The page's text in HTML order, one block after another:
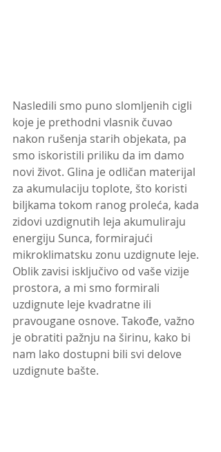
Nasledili smo puno slomljenih cigli
koje je prethodni vlasnik čuvao
nakon rušenja starih objekata, pa
smo iskoristili priliku da im damo
novi život. Glina je odličan materijal
za akumulaciju toplote, što koristi
biljkama tokom ranog proleća, kada
zidovi uzdignutih leja akumuliraju
energiju Sunca, formirajući
mikroklimatsku zonu uzdignute leje.
Oblik zavisi isključivo od vaše vizije
prostora, a mi smo formirali
uzdignute leje kvadratne ili
pravougane osnove. Takođe, važno
je obratiti pažnju na širinu, kako bi
nam lako dostupni bili svi delove
uzdignute bašte.